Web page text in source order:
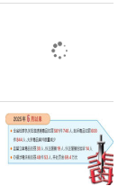
受访者提供
洋摄
的面气
们连声赞